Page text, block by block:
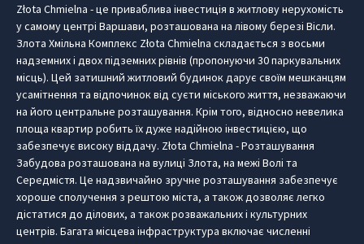
Złota Chmielna - це приваблива інвестиція в житлову нерухомість
у самому центрі Варшави, розташована на лівому березі Вісли.
Злота Хмільна Комплекс Złota Chmielna складається з восьми
надземних і двох підземних рівнів (пропонуючи 30 паркувальних
місць). Цей затишний житловий будинок дарує своїм мешканцям
усамітнення та відпочинок від суєти міського життя, незважаючи
на його центральне розташування. Крім того, відносно невелика
площа квартир робить їх дуже надійною інвестицією, що
забезпечує високу віддачу. Złota Chmielna - Розташування
Забудова розташована на вулиці Злота, на межі Волі та
Середмістя. Це надзвичайно зручне розташування забезпечує
хороше сполучення з рештою міста, а також дозволяє легко
дістатися до ділових, а також розважальних і культурних
центрів. Багата місцева інфраструктура включає численні